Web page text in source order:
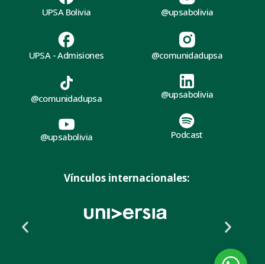
UPSA Bolivia
UPSA - Admisiones
@upsabolivia
@comunidadupsa
@comunidadupsa
@upsabolivia
@upsabolivia
Podcast
Vínculos internacionales: